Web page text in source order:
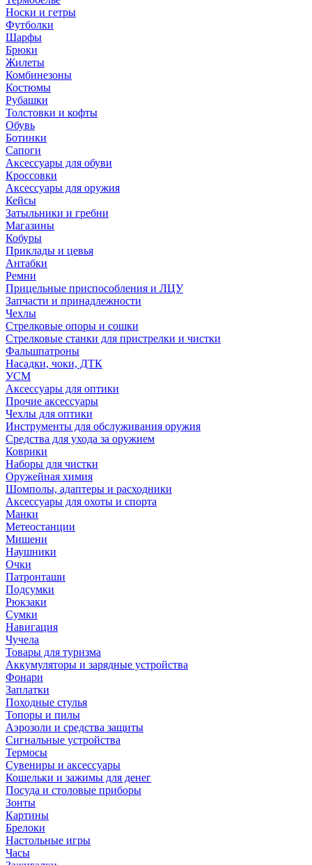
Носки и гетры
Футболки
Шарфы
Брюки
Жилеты
Комбинезоны
Костюмы
Рубашки
Толстовки и кофты
Обувь
Ботинки
Сапоги
Аксессуары для обуви
Кроссовки
Аксессуары для оружия
Кейсы
Затыльники и гребни
Магазины
Кобуры
Приклады и цевья
Антабки
Ремни
Прицельные приспособления и ЛЦУ
Запчасти и принадлежности
Чехлы
Стрелковые опоры и сошки
Стрелковые станки для пристрелки и чистки
Фальшпатроны
Насадки, чоки, ДТК
УСМ
Аксессуары для оптики
Прочие аксессуары
Чехлы для оптики
Инструменты для обслуживания оружия
Средства для ухода за оружием
Коврики
Наборы для чистки
Оружейная химия
Шомполы, адаптеры и расходники
Аксессуары для охоты и спорта
Манки
Метеостанции
Мишени
Наушники
Очки
Патронташи
Подсумки
Рюкзаки
Сумки
Навигация
Чучела
Товары для туризма
Аккумуляторы и зарядные устройства
Фонари
Заплатки
Походные стулья
Топоры и пилы
Аэрозоли и средства защиты
Сигнальные устройства
Термосы
Сувениры и аксессуары
Кошельки и зажимы для денег
Посуда и столовые приборы
Зонты
Картины
Брелоки
Настольные игры
Часы